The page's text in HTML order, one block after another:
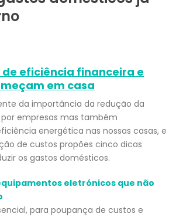
eficiência financeira e
em casa
da importância da redução da
empresas mas também
energética nas nossas casas, e
de custos propões cinco dicas
os gastos domésticos.
eletrónicos que não
para poupança de custos e